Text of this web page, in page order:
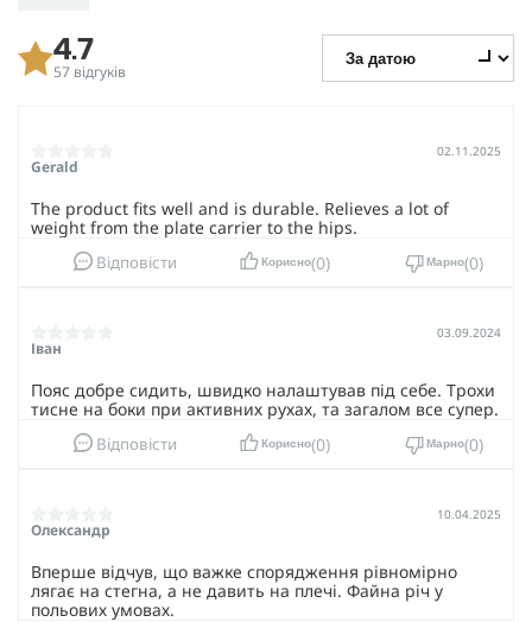
4.7
57 відгуків
Gerald
02.11.2025
The product fits well and is durable. Relieves a lot of
weight from the plate carrier to the hips.
Відповісти Корисно 0 Марно 0
Іван
03.09.2024
Пояс добре сидить, швидко налаштував під себе. Трохи
тисне на боки при активних рухах, та загалом все супер.
Відповісти Корисно 0 Марно 0
Олександр
10.04.2025
Вперше відчув, що важке спорядження рівномірно
лягає на стегна, а не давить на плечі. Файна річ у
польових умовах.